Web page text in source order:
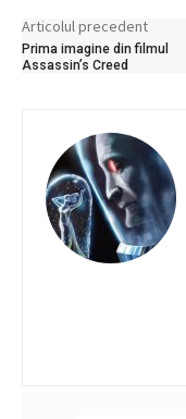
Articolul precedent
Prima imagine din filmul
Assassin’s Creed